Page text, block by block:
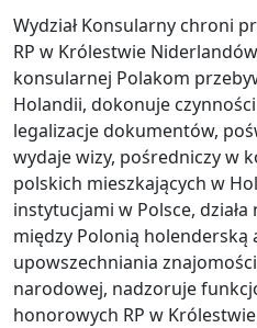
Wydział Konsularny chroni
RP w Królestwie
konsularnej Polakom
Holandii, dokonuje
legalizacje dokumentów,
wydaje wizy, pośredniczy w
polskich mieszkających w
instytucjami w Polsce,
między Polonią holenderską
upowszechniania
narodowej, nadzoruje
honorowych RP w